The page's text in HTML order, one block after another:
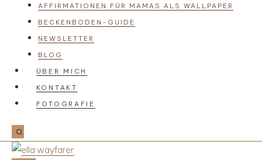
AFFIRMATIONEN FÜR MAMAS ALS WALLPAPER
BECKENBODEN-GUIDE
NEWSLETTER
BLOG
ÜBER MICH
KONTAKT
FOTOGRAFIE